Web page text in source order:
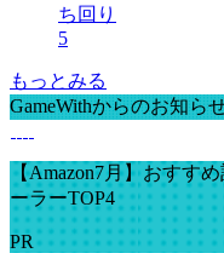
ち回り
5
もっとみる
GameWithからのお知ら
【Amazon7月】おすす
ーラーTOP4
PR